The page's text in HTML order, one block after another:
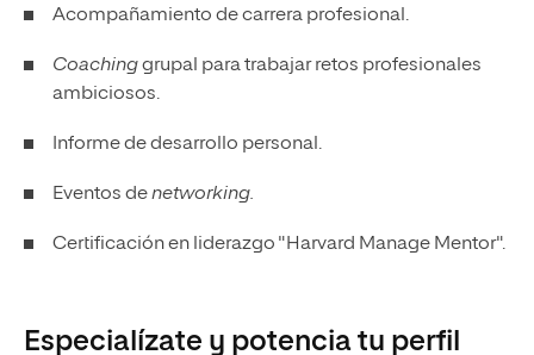
Acompañamiento de carrera profesional.
Coachinggrupal para trabajar retos profesionales
ambiciosos.
Informe de desarrollo personal.
Eventos denetworking.
Certificación en liderazgo "Harvard Manage Mentor".
Especialízate y potencia tu perfil